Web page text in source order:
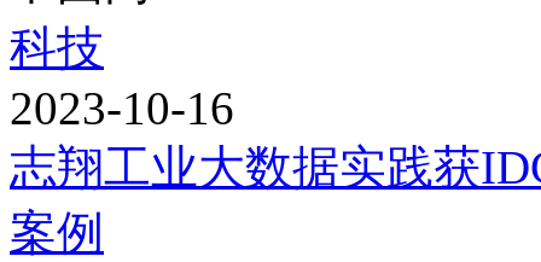
科技
2023-10-16
志翔工业大数据实践获
案例